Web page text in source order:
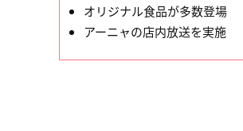
オリジナル食品が多数登場
アーニャの店内放送を実施